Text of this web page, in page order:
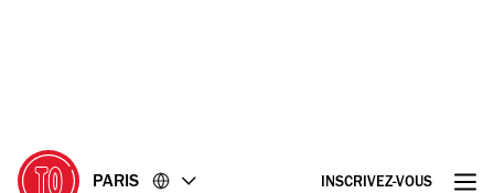
PARIS INSCRIVEZ-VOUS